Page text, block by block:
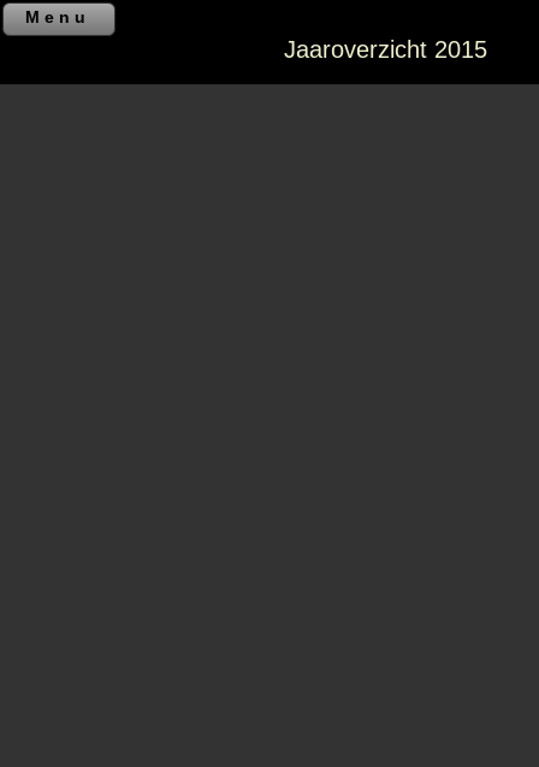
Menu
Jaaroverzicht 2015